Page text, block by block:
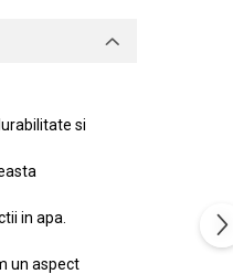
si
in apa.
un aspect